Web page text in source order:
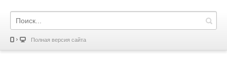
Полная версия сайта